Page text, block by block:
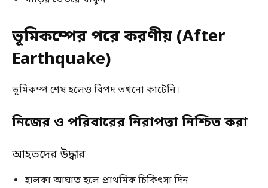
ভূমিকম্পের পরে করণীয় (After
Earthquake)
ভূমিকম্প শেষ হলেও বিপদ তখনো কাটেনি।
নিজের ও পরিবারের নিরাপত্তা নিশ্চিত করা
আহতদের উদ্ধার
হালকা আঘাত হলে প্রাথমিক চিকিৎসা দিন